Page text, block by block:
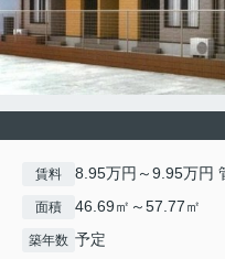
賃料 8.95万円～9.95万円
面積 46.69㎡～57.77㎡
築年数 予定